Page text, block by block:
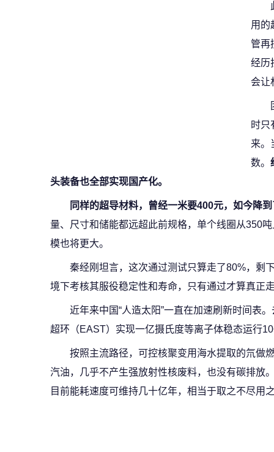
用的
管再
经历
会让
时只
来。
数。
头装备也全部实现国产化。
同样的超导材料，曾经一米要400元，如今降
量、尺寸和储能都远超此前规格，单个线圈从350
模也将更大。
秦经刚坦言，这次通过测试只算走了80%，剩
境下考核其服役稳定性和寿命，只有通过才算真正
近年来中国“人造太阳”一直在加速刷新时间表
超环（EAST）实现一亿摄氏度等离子体稳态运行
按照主流路径，可控核聚变用海水提取的氘做
汽油，几乎不产生强放射性核废料，也没有碳排放
目前能耗速度可维持几十亿年，相当于取之不尽用